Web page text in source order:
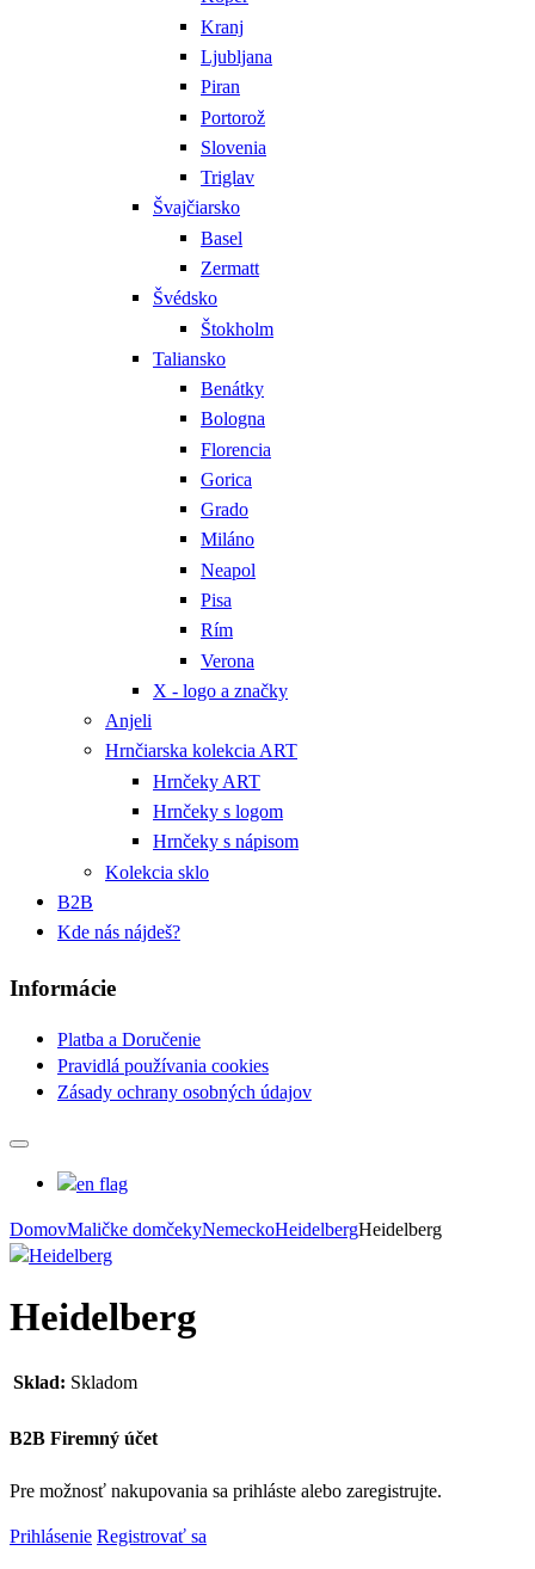
Kranj
Ljubljana
Piran
Portorož
Slovenia
Triglav
Švajčiarsko
Basel
Zermatt
Švédsko
Štokholm
Taliansko
Benátky
Bologna
Florencia
Gorica
Grado
Miláno
Neapol
Pisa
Rím
Verona
X - logo a značky
Anjeli
Hrnčiarska kolekcia ART
Hrnčeky ART
Hrnčeky s logom
Hrnčeky s nápisom
Kolekcia sklo
B2B
Kde nás nájdeš?
Informácie
Platba a Doručenie
Pravidlá používania cookies
Zásady ochrany osobných údajov
DomovMaličke domčekyNemeckoHeidelbergHeidelberg
Heidelberg
Sklad: Skladom
B2B Firemný účet
Pre možnosť nakupovania sa prihláste alebo zaregistrujte.
Prihlásenie Registrovať sa